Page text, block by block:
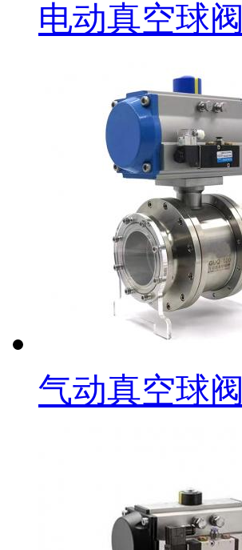
电动真空球阀
气动真空球阀